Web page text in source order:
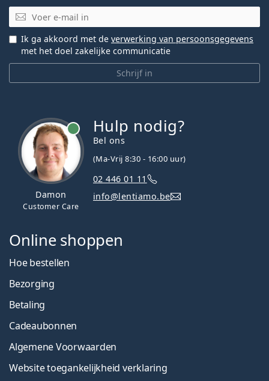
E-mail
Schrijf in
Ik ga akkoord met de verwerking van persoonsgegevens
met het doel zakelijke communicatie
Damon
Customer Care
Hulp nodig?
Bel ons
(Ma-Vrij 8:30 - 16:00 uur)
02 446 01 11
info@lentiamo.be
Online shoppen
Hoe bestellen
Bezorging
Betaling
Cadeaubonnen
Algemene Voorwaarden
Website toegankelijkheid verklaring